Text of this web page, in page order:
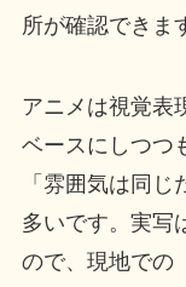
所が確認できま
アニメは視覚表
ベースにしつつ
「雰囲気は同
多いです。実写
ので、現地での